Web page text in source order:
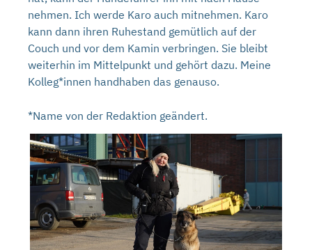
nehmen. Ich werde Karo auch mitnehmen. Karo
kann dann ihren Ruhestand gemütlich auf der
Couch und vor dem Kamin verbringen. Sie bleibt
weiterhin im Mittelpunkt und gehört dazu. Meine
Kolleg*innen handhaben das genauso.
*Name von der Redaktion geändert.